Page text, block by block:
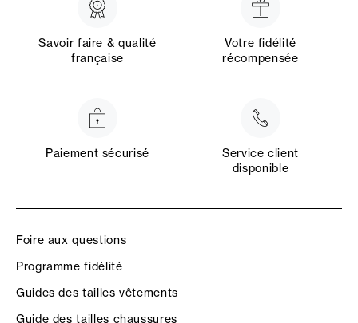
Savoir faire & qualité
française
Votre fidélité
récompensée
Paiement sécurisé
Service client
disponible
Foire aux questions
Programme fidélité
Guides des tailles vêtements
Guide des tailles chaussures